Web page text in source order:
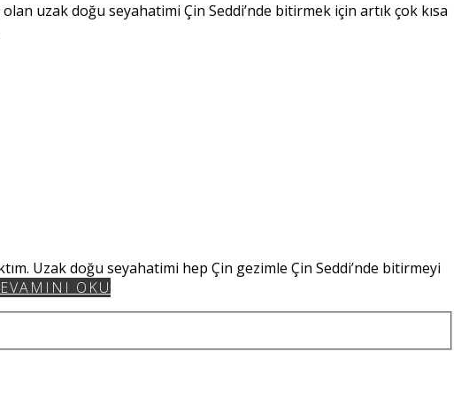
uzak doğu seyahatimi Çin Seddi’nde bitirmek için artık çok kısa
Uzak doğu seyahatimi hep Çin gezimle Çin Seddi’nde bitirmeyi
OKU